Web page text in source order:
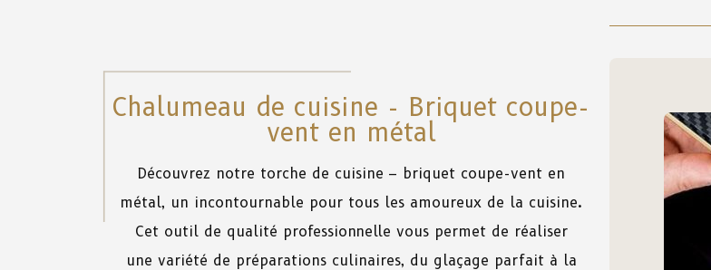
Chalumeau de cuisine - Briquet coupe-
vent en métal
Découvrez notre torche de cuisine – briquet coupe-vent en
métal, un incontournable pour tous les amoureux de la cuisine.
Cet outil de qualité professionnelle vous permet de réaliser
une variété de préparations culinaires, du glaçage parfait à la